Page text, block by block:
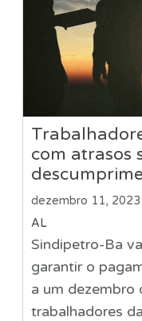
com atrasos
dezembro 11, 2023
AL
Sindipetro-Ba
garantir o
a um dezembro
trabalhadores